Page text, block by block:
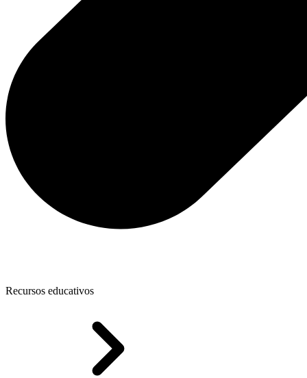
Recursos educativos